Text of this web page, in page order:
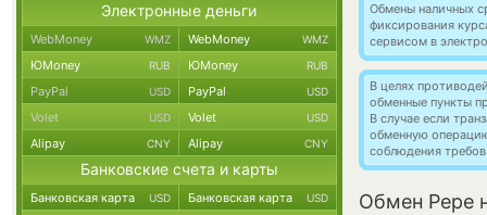
Обмены наличных
фиксирования
сервисом в
В целях
обменные пункты
В случае если
обменную
соблюдения
Обмен Pepe
Электронные деньги
WebMoney WMZ WebMoney WMZ
ЮMoney RUB ЮMoney RUB
PayPal USD PayPal USD
Volet USD Volet USD
Alipay CNY Alipay CNY
Банковские счета и карты
Банковская карта USD Банковская карта USD